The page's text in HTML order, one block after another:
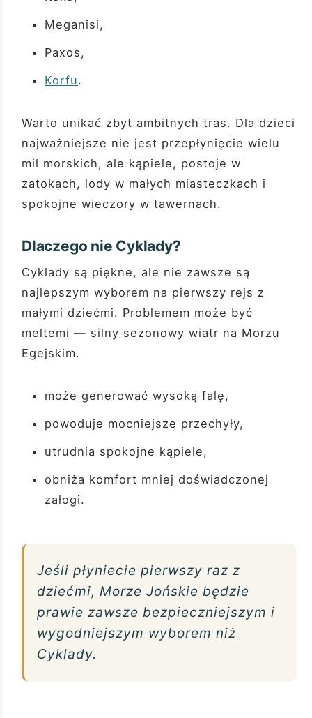
Meganisi,
Paxos,
Korfu.
Warto unikać zbyt ambitnych tras. Dla dzieci
najważniejsze nie jest przepłynięcie wielu
mil morskich, ale kąpiele, postoje w
zatokach, lody w małych miasteczkach i
spokojne wieczory w tawernach.
Dlaczego nie Cyklady?
Cyklady są piękne, ale nie zawsze są
najlepszym wyborem na pierwszy rejs z
małymi dziećmi. Problemem może być
meltemi — silny sezonowy wiatr na Morzu
Egejskim.
może generować wysoką falę,
powoduje mocniejsze przechyły,
utrudnia spokojne kąpiele,
obniża komfort mniej doświadczonej
załogi.
Jeśli płyniecie pierwszy raz z
dziećmi, Morze Jońskie będzie
prawie zawsze bezpieczniejszym i
wygodniejszym wyborem niż
Cyklady.